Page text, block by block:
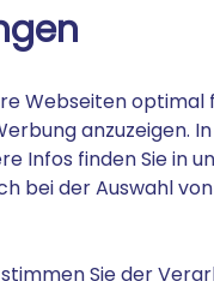
Webseiten
anzuzeigen.
Infos finden Sie in
bei der Auswahl
stimmen Sie der
für die Vergabe
Business